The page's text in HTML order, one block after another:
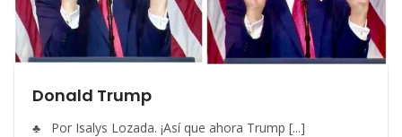
Donald Trump
♣ Por Isalys Lozada. ¡Así que ahora Trump [...]